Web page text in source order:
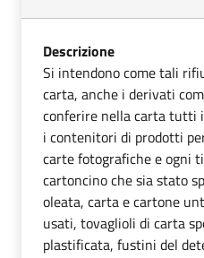
Descrizione
Si intendono come tali
carta, anche i derivati
conferire nella carta tutti
i contenitori di prodotti
carte fotografiche e ogni
cartoncino che sia stato
oleata, carta e cartone
usati, tovaglioli di carta
plastificata, fustini del